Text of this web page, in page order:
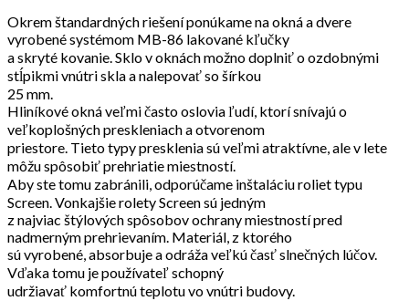
Okrem štandardných riešení ponúkame na okná a dvere
vyrobené systémom MB-86 lakované kľučky
a skryté kovanie. Sklo v oknách možno doplniť o ozdobnými
stĺpikmi vnútri skla a nalepovať so šírkou
25 mm.
Hliníkové okná veľmi často oslovia ľudí, ktorí snívajú o
veľkoplošných preskleniach a otvorenom
priestore. Tieto typy presklenia sú veľmi atraktívne, ale v lete
môžu spôsobiť prehriatie miestností.
Aby ste tomu zabránili, odporúčame inštaláciu roliet typu
Screen. Vonkajšie rolety Screen sú jedným
z najviac štýlových spôsobov ochrany miestností pred
nadmerným prehrievaním. Materiál, z ktorého
sú vyrobené, absorbuje a odráža veľkú časť slnečných lúčov.
Vďaka tomu je používateľ schopný
udržiavať komfortnú teplotu vo vnútri budovy.